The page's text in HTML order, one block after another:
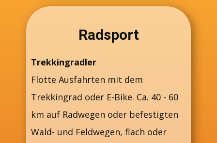
Radsport
Trekkingradler
Flotte Ausfahrten mit dem
Trekkingrad oder E-Bike. Ca. 40 - 60
km auf Radwegen oder befestigten
Wald- und Feldwegen, flach oder